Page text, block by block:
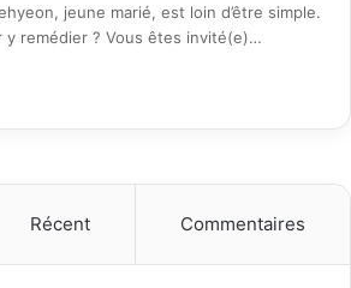
jeune marié, est loin d’être simple.
y remédier ? Vous êtes invité(e)…
Récent Commentaires